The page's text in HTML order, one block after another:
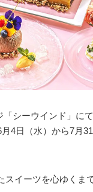
「シーウインド」に
月4日（水）から7月
スイーツを心ゆくま